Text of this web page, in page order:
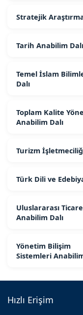
Stratejik
Tarih Anabilim Dalı
Temel İslam
Dalı
Toplam Kalite
Anabilim Dalı
Turizm
Türk Dili ve
Uluslararası
Anabilim Dalı
Yönetim Bilişim
Sistemleri
Hızlı Erişim